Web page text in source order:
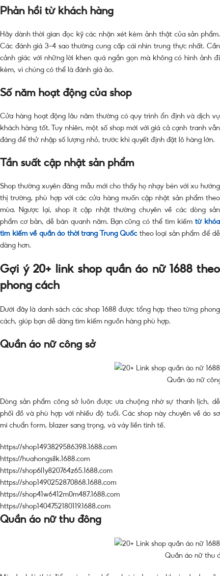
Phản hồi từ khách hàng
Hãy dành thời gian đọc kỹ các nhận xét kèm ảnh thật của sản phẩm.
Các đánh giá 3–4 sao thường cung cấp cái nhìn trung thực nhất. Cần
cảnh giác với những lời khen quá ngắn gọn mà không có hình ảnh đi
kèm, vì chúng có thể là đánh giá ảo.
Số năm hoạt động của shop
Cửa hàng hoạt động lâu năm thường có quy trình ổn định và dịch vụ
khách hàng tốt. Tuy nhiên, một số shop mới với giá cả cạnh tranh vẫn
đáng để thử nhập số lượng nhỏ, trước khi quyết định đặt lô hàng lớn.
Tần suất cập nhật sản phẩm
Shop thường xuyên đăng mẫu mới cho thấy họ nhạy bén với xu hướng
thị trường, phù hợp với các cửa hàng muốn cập nhật sản phẩm theo
mùa. Ngược lại, shop ít cập nhật thường chuyên về các dòng sản
phẩm cơ bản, dễ bán quanh năm. Bạn cũng có thể tìm kiếmtừ khóa
tìm kiếm về quần áo thời trang Trung Quốctheo loại sản phẩm để dễ
dàng hơn.
Gợi ý 20+ link shop quần áo nữ 1688 theo
phong cách
Dưới đây là danh sách các shop 1688 được tổng hợp theo từng phong
cách, giúp bạn dễ dàng tìm kiếm nguồn hàng phù hợp.
Quần áo nữ công sở
Quần áo nữ
Dòng sản phẩm công sở luôn được ưa chuộng nhờ sự thanh lịch, dễ
phối đồ và phù hợp với nhiều độ tuổi. Các shop này chuyên về áo sơ
mi chuẩn form, blazer sang trọng, và váy liền tinh tế.
https://shop1493829586398.1688.com
https://huahongsilk.1688.com
https://shop6l1y820764z65.1688.com
https://shop1490252870868.1688.com
https://shop41w6412m0m487.1688.com
https://shop1404752180119.1688.com
Quần áo nữ thu đông
Quần áo nữ thu